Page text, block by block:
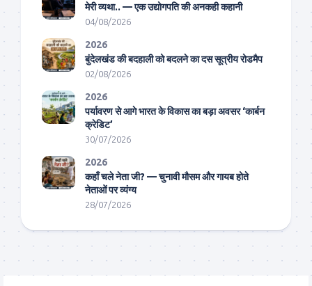
मेरी व्यथा.. — एक उद्योगपति की अनकही कहानी
04/08/2026
2026
बुंदेलखंड की बदहाली को बदलने का दस सूत्रीय रोडमैप
02/08/2026
2026
पर्यावरण से आगे भारत के विकास का बड़ा अवसर ‘कार्बन
क्रेडिट’
30/07/2026
2026
कहाँ चले नेता जी? — चुनावी मौसम और गायब होते
नेताओं पर व्यंग्य
28/07/2026